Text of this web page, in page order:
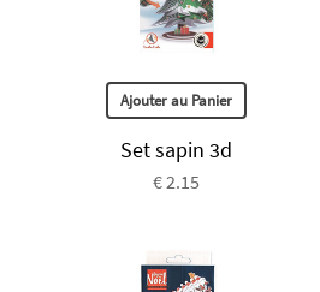
Ajouter au Panier
Set sapin 3d
€ 2.15